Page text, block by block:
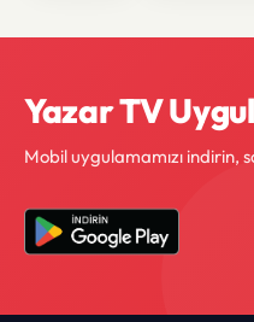
Yazar TV
Mobil uygulamamızı indirin,